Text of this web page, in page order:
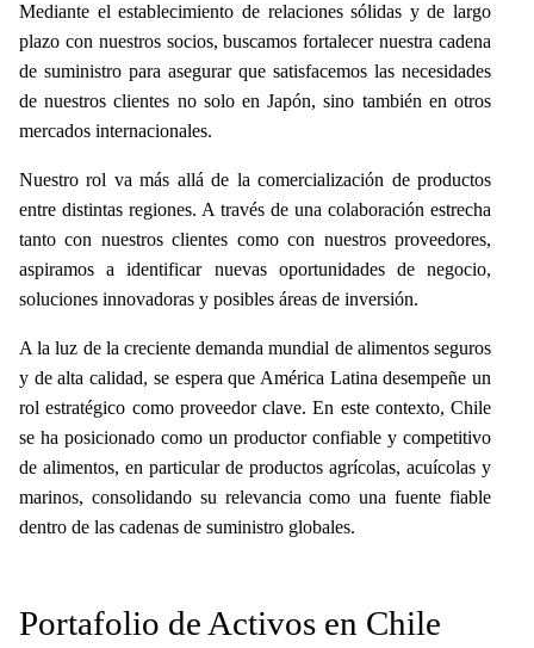
Mediante el establecimiento de relaciones sólidas y de largo
plazo con nuestros socios, buscamos fortalecer nuestra cadena
de suministro para asegurar que satisfacemos las necesidades
de nuestros clientes no solo en Japón, sino también en otros
mercados internacionales.
Nuestro rol va más allá de la comercialización de productos
entre distintas regiones. A través de una colaboración estrecha
tanto con nuestros clientes como con nuestros proveedores,
aspiramos a identificar nuevas oportunidades de negocio,
soluciones innovadoras y posibles áreas de inversión.
A la luz de la creciente demanda mundial de alimentos seguros
y de alta calidad, se espera que América Latina desempeñe un
rol estratégico como proveedor clave. En este contexto, Chile
se ha posicionado como un productor confiable y competitivo
de alimentos, en particular de productos agrícolas, acuícolas y
marinos, consolidando su relevancia como una fuente fiable
dentro de las cadenas de suministro globales.
Portafolio de Activos en Chile